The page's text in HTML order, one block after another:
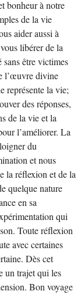
bonheur à notre
de la vie
aider aussi à
libérer de la
sans être victimes
l’œuvre divine
représente la vie;
des réponses,
de la vie et la
l’améliorer. La
du
et nous
la réflexion et de la
quelque nature
en sa
qui
Toute réflexion
avec certaines
Dès cet
un trajet qui les
Bon voyage